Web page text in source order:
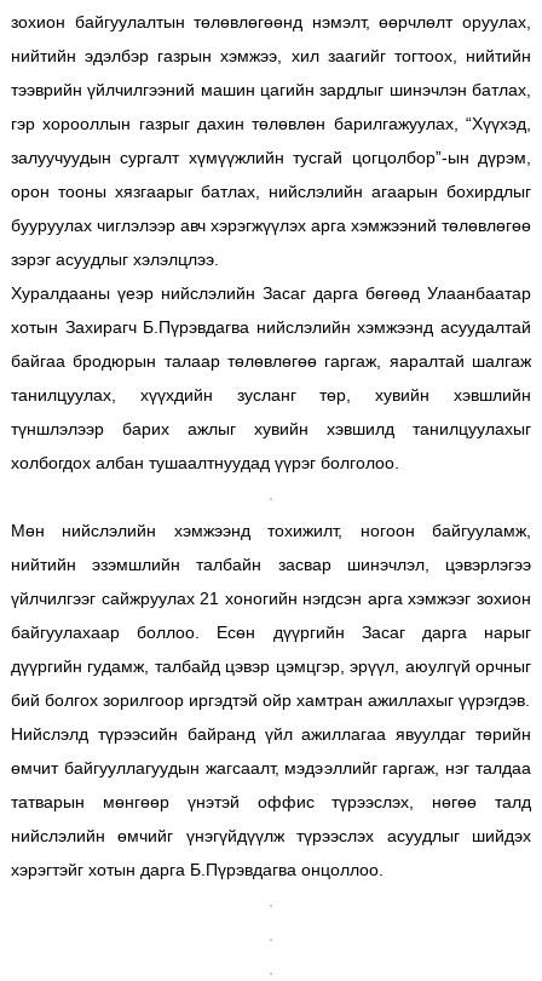
зохион байгуулалтын төлөвлөгөөнд нэмэлт, өөрчлөлт оруулах,
нийтийн эдэлбэр газрын хэмжээ, хил заагийг тогтоох, нийтийн
тээврийн үйлчилгээний машин цагийн зардлыг шинэчлэн батлах,
гэр хорооллын газрыг дахин төлөвлөн барилгажуулах, “Хүүхэд,
залуучуудын сургалт хүмүүжлийн тусгай цогцолбор”-ын дүрэм,
орон тооны хязгаарыг батлах, нийслэлийн агаарын бохирдлыг
бууруулах чиглэлээр авч хэрэгжүүлэх арга хэмжээний төлөвлөгөө
зэрэг асуудлыг хэлэлцлээ.
Хуралдааны үеэр нийслэлийн Засаг дарга бөгөөд Улаанбаатар
хотын Захирагч Б.Пүрэвдагва нийслэлийн хэмжээнд асуудалтай
байгаа бродюрын талаар төлөвлөгөө гаргаж, яаралтай шалгаж
танилцуулах, хүүхдийн зусланг төр, хувийн хэвшлийн
түншлэлээр барих ажлыг хувийн хэвшилд танилцуулахыг
холбогдох албан тушаалтнуудад үүрэг болголоо.
Мөн нийслэлийн хэмжээнд тохижилт, ногоон байгууламж,
нийтийн эзэмшлийн талбайн засвар шинэчлэл, цэвэрлэгээ
үйлчилгээг сайжруулах 21 хоногийн нэгдсэн арга хэмжээг зохион
байгуулахаар боллоо. Есөн дүүргийн Засаг дарга нарыг
дүүргийн гудамж, талбайд цэвэр цэмцгэр, эрүүл, аюулгүй орчныг
бий болгох зорилгоор иргэдтэй ойр хамтран ажиллахыг үүрэгдэв.
Нийслэлд түрээсийн байранд үйл ажиллагаа явуулдаг төрийн
өмчит байгууллагуудын жагсаалт, мэдээллийг гаргаж, нэг талдаа
татварын мөнгөөр үнэтэй оффис түрээслэх, нөгөө талд
нийслэлийн өмчийг үнэгүйдүүлж түрээслэх асуудлыг шийдэх
хэрэгтэйг хотын дарга Б.Пүрэвдагва онцоллоо.